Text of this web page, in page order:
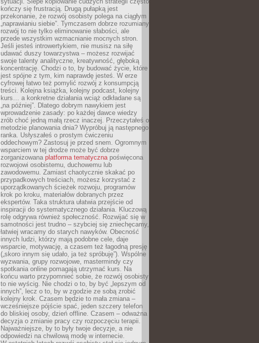
kończy się frustracją. Drugą pułapką jest
przekonanie, że rozwój osobisty polega na ciągłym
„naprawianiu siebie”. Tymczasem dobrze rozumiany
rozwój to nie tylko eliminowanie słabości, ale
przede wszystkim wzmacnianie mocnych stron.
Jeśli jesteś introwertykiem, nie musisz na siłę
udawać duszy towarzystwa – możesz rozwijać
swoje talenty analityczne, kreatywność, głęboką
koncentrację. Chodzi o to, by budować życie, które
jest spójne z tym, kim naprawdę jesteś. W erze
cyfrowej łatwo też pomylić rozwój z konsumpcją
treści. Kolejna książka, kolejny podcast, kolejny
kurs… a konkretne działania wciąż odkładane są
„na później”. Dlatego dobrym nawykiem jest
wprowadzenie zasady: po każdej dawce wiedzy
zrób choć jedną małą rzecz inaczej. Przeczytałeś o
metodzie planowania dnia? Wypróbuj ją następnego
ranka. Usłyszałeś o prostym ćwiczeniu
oddechowym? Zastosuj je przed snem. Ogromnym
wsparciem w tej drodze może być dobrze
zorganizowana platforma tematycznapoświęcona
rozwojowi osobistemu, duchowemu lub
zawodowemu. Zamiast chaotycznie skakać po
przypadkowych treściach, możesz korzystać z
uporządkowanych ścieżek rozwoju, programów
krok po kroku, materiałów dobranych przez
ekspertów. Taka struktura ułatwia przejście od
inspiracji do systematycznego działania. Kluczową
rolę odgrywa również społeczność. Rozwijać się w
samotności jest trudno – szybciej się zniechęcamy,
łatwiej wracamy do starych nawyków. Obecność
innych ludzi, którzy mają podobne cele, daje
wsparcie, motywację, a czasem też łagodną presję
(„skoro innym się udało, ja też spróbuję”). Wspólne
wyzwania, grupy rozwojowe, mastermindy czy
spotkania online pomagają utrzymać kurs. Na
końcu warto przypomnieć sobie, że rozwój osobisty
to nie wyścig. Nie chodzi o to, by być „lepszym od
innych”, lecz o to, by w zgodzie ze sobą zrobić
kolejny krok. Czasem będzie to mała zmiana –
wcześniejsze pójście spać, jeden szczery telefon
do bliskiej osoby, dzień offline. Czasem – odważna
decyzja o zmianie pracy czy rozpoczęciu terapii.
Najważniejsze, by to były twoje decyzje, a nie
odpowiedzi na chwilową modę w internecie.